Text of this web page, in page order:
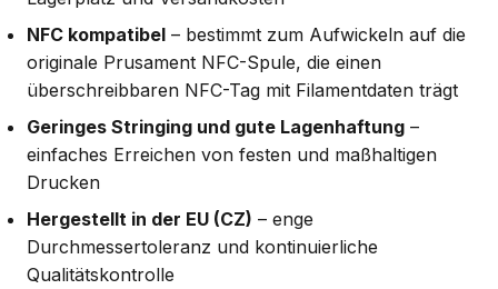
NFC kompatibel – bestimmt zum Aufwickeln auf die
originale Prusament NFC-Spule, die einen
überschreibbaren NFC-Tag mit Filamentdaten trägt
Geringes Stringing und gute Lagenhaftung –
einfaches Erreichen von festen und maßhaltigen
Drucken
Hergestellt in der EU (CZ) – enge
Durchmessertoleranz und kontinuierliche
Qualitätskontrolle